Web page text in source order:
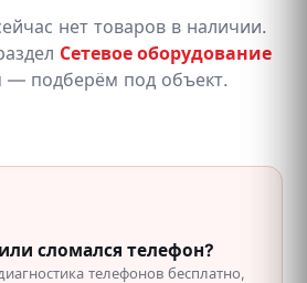
нет товаров в наличии.
Сетевое оборудование
— подберём под объект.
сломался телефон?
телефонов бесплатно,